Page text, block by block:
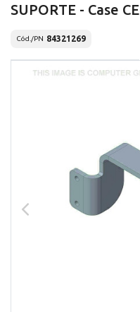
SUPORTE - Case CE
Cód./PN 84321269